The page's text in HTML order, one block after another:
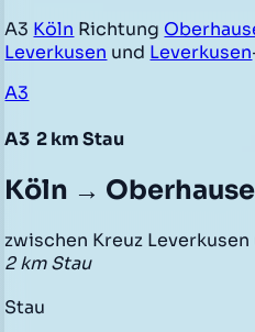
A3 Köln Richtung
Leverkusen und Leverkusen
A3
A3 2 km Stau
Köln →
zwischen Kreuz
2 km Stau
Stau